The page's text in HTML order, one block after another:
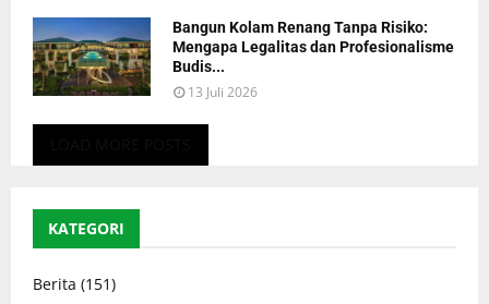
Bangun Kolam Renang Tanpa Risiko:
Mengapa Legalitas dan Profesionalisme
Budis...
13 Juli 2026
KATEGORI
Berita (151)